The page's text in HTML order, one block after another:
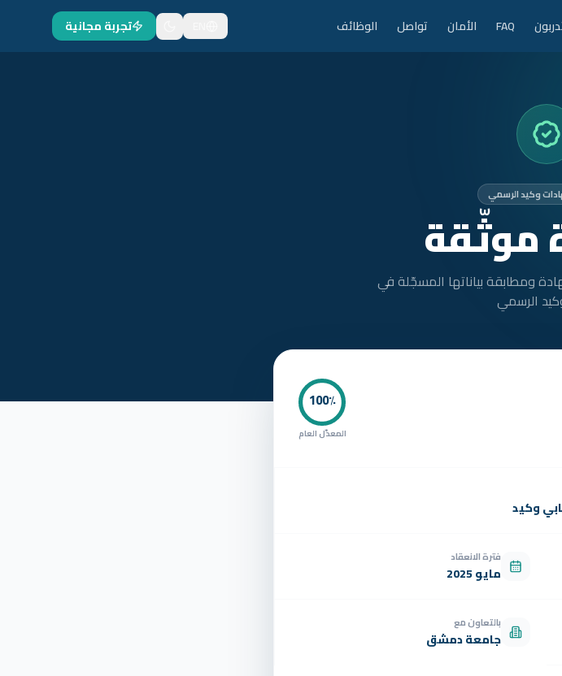
FAQ الأمان تواصل الوظائف تجربة مجانية
وكيد الرسمي
موثّقة
ومطابقة بياناتها المسجّلة في
الرسمي
100٪
المعدّل العام
وكيد
فترة الانعقاد
مايو 2025
بالتعاون مع
جامعة دمشق